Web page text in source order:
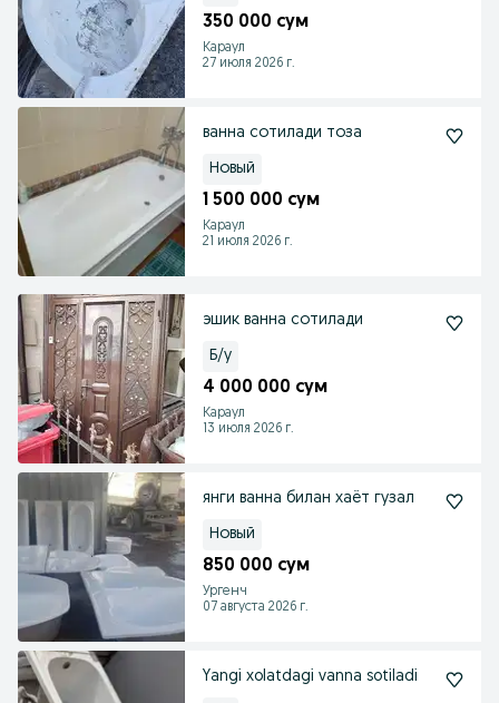
350 000 сум
Караул
27 июля 2026 г.
ванна сотилади тоза
Новый
1 500 000 сум
Караул
21 июля 2026 г.
эшик ванна сотилади
Б/у
4 000 000 сум
Караул
13 июля 2026 г.
янги ванна билан хаëт гузал
Новый
850 000 сум
Ургенч
07 августа 2026 г.
Yangi xolatdagi vanna sotiladi